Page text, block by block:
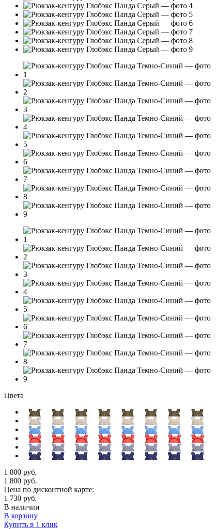
Цвета
1 800 руб.
1 800 руб.
Цена по дисконтной карте:
1 730 руб.
В наличии
В корзину
Купить в 1 клик